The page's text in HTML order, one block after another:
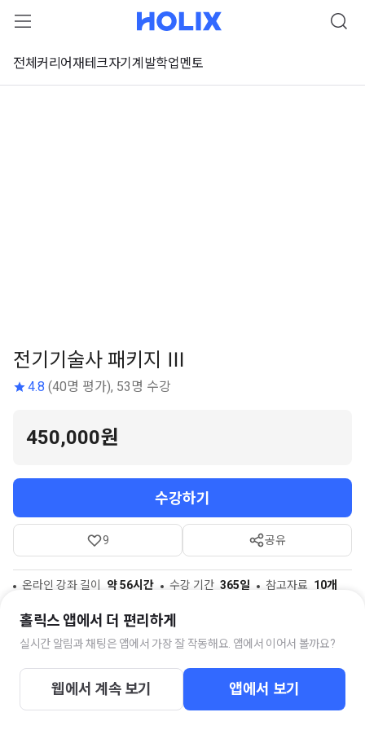
전체 커리어재테크자기계발학업멘토
좌 미리보기
전기기술사 패키지 Ⅲ
4.8 (40명 평가), 53명 수강
450,000원
수강하기
9 공유
온라인 강좌 길이 약 56시간 수강 기간 365일 참고자료 10개
박권배 전기기술사 수강생 스터디 클럽
341명의 멤버가 함께하고 있습니다.
홀릭스 앱에서 더 편리하게
실시간 알림과 채팅은 앱에서 가장 잘 작동해요. 앱에서 이어서 볼까요?
웹에서 계속 보기 앱에서 보기